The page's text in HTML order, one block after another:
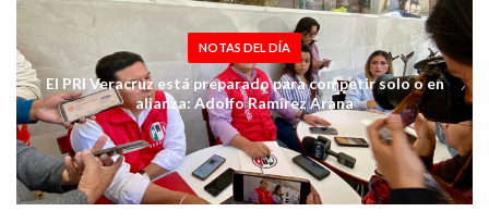
NOTAS DEL DÍA
El PRI Veracruz está preparado para competir solo o en
alianza: Adolfo Ramírez Arana